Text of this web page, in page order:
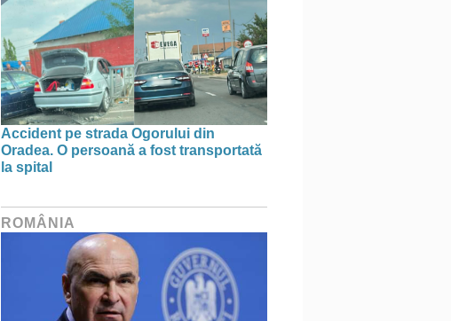
Accident pe strada Ogorului din
Oradea. O persoană a fost transportată
la spital
ROMÂNIA